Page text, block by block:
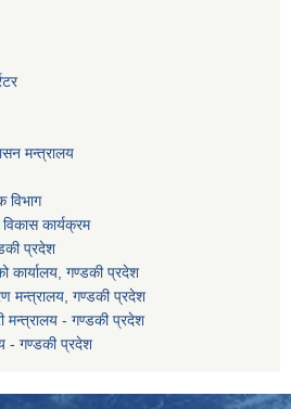
मन्त्रालय
विभाग
कार्यक्रम
प्रदेश
कार्यालय, गण्डकी प्रदेश
मन्त्रालय, गण्डकी प्रदेश
मन्त्रालय - गण्डकी प्रदेश
- गण्डकी प्रदेश